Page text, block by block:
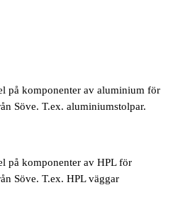
på komponenter av aluminium för
Söve. T.ex. aluminiumstolpar.
på komponenter av HPL för
Söve. T.ex. HPL väggar